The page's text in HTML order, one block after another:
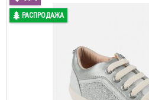
РАСПРОДАЖА